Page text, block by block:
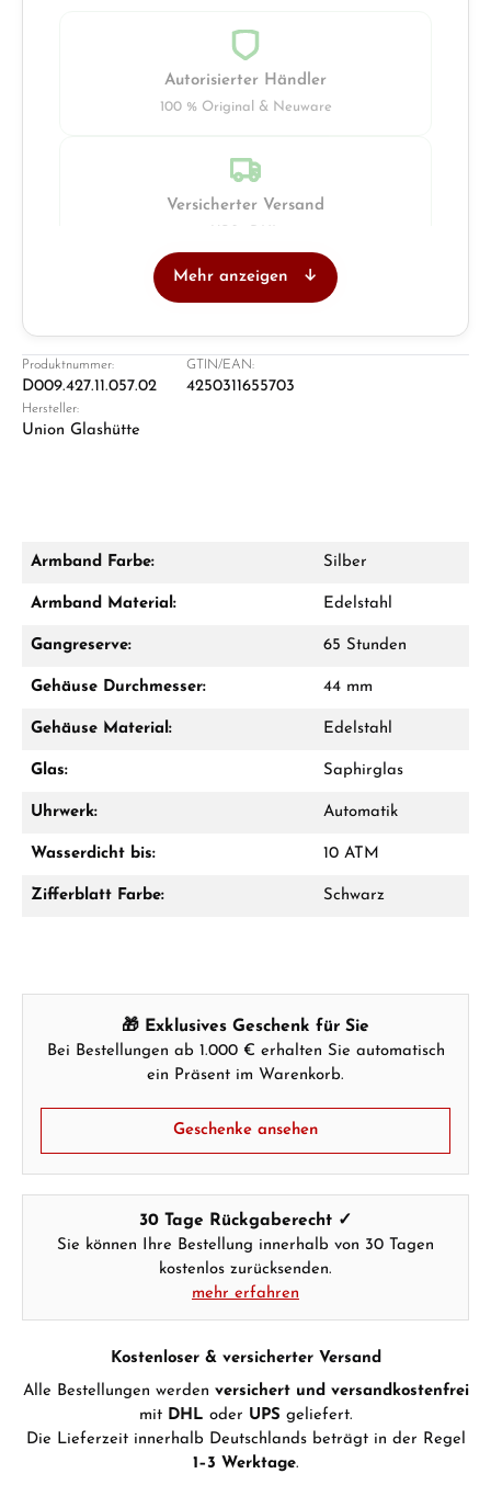
Autorisierter Händler
100 % Original & Neuware
Versicherter Versand
Ladengeschäft in Solingen
Geschenk im Warenkorb.
Hersteller- & Produktsicherheit
Mehr anzeigen
Produktnummer:
D009.427.11.057.02
GTIN/EAN:
4250311655703
Hersteller:
Union Glashütte
Armband Farbe: Silber
Armband Material: Edelstahl
Gangreserve: 65 Stunden
Gehäuse Durchmesser: 44 mm
Gehäuse Material: Edelstahl
Glas: Saphirglas
Uhrwerk: Automatik
Wasserdicht bis: 10 ATM
Zifferblatt Farbe: Schwarz
🎁 Exklusives Geschenk für Sie
Bei Bestellungen ab 1.000 € erhalten Sie automatisch
ein Präsent im Warenkorb.
Geschenke ansehen
30 Tage Rückgaberecht ✓
Sie können Ihre Bestellung innerhalb von 30 Tagen
kostenlos zurücksenden.
mehr erfahren
Kostenloser & versicherter Versand
Alle Bestellungen werden versichert und versandkostenfrei
mit DHL oder UPS geliefert.
Die Lieferzeit innerhalb Deutschlands beträgt in der Regel
1–3 Werktage.